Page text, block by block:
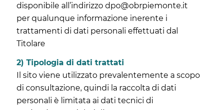
disponibile all’indirizzo dpo@obrpiemonte.it
per qualunque informazione inerente i
trattamenti di dati personali effettuati dal
Titolare
2) Tipologia di dati trattati
Il sito viene utilizzato prevalentemente a scopo
di consultazione, quindi la raccolta di dati
personali è limitata ai dati tecnici di